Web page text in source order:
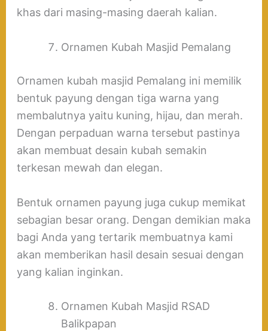
khas dari masing-masing daerah kalian.
Ornamen Kubah Masjid Pemalang
Ornamen kubah masjid Pemalang ini memilik
bentuk payung dengan tiga warna yang
membalutnya yaitu kuning, hijau, dan merah.
Dengan perpaduan warna tersebut pastinya
akan membuat desain kubah semakin
terkesan mewah dan elegan.
Bentuk ornamen payung juga cukup memikat
sebagian besar orang. Dengan demikian maka
bagi Anda yang tertarik membuatnya kami
akan memberikan hasil desain sesuai dengan
yang kalian inginkan.
Ornamen Kubah Masjid RSAD
Balikpapan